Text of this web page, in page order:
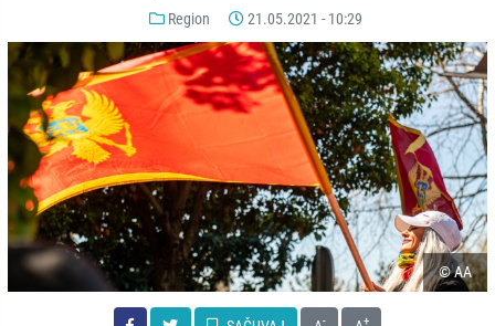
Region 21.05.2021 - 10:29
© AA
- +